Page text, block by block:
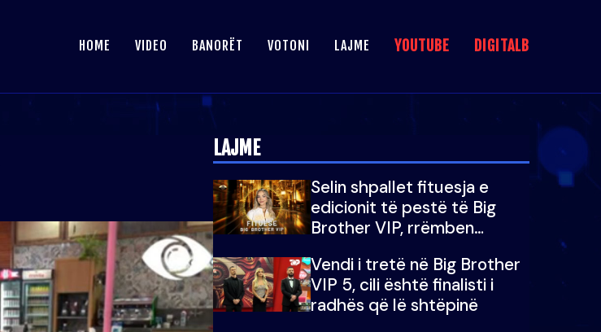
HOME VIDEO BANORËT VOTONI LAJME YOUTUBE DIGITALB
LAJME
Selin shpallet fituesja e
edicionit të pestë të Big
Brother VIP, rrëmben
mijë eurosh
Vendi i tretë në Big Brother
VIP 5, cili është finalisti i
radhës që lë shtëpinë